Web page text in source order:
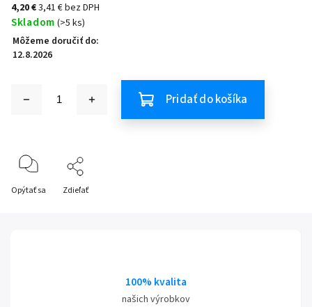
4,20 €3,41 € bez DPH
Skladom (>5 ks)
Môžeme doručiť do:
12.8.2026
Pridať do košíka
Opýtať sa Zdieľať
100% kvalita
našich výrobkov